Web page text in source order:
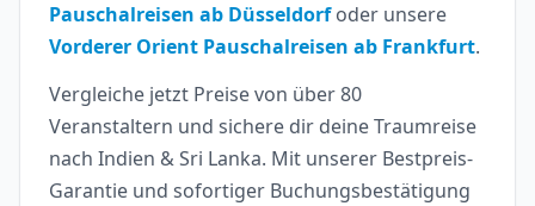
Pauschalreisen ab Düsseldorfoder unsere
Vorderer Orient Pauschalreisen ab Frankfurt.
Vergleiche jetzt Preise von über 80
Veranstaltern und sichere dir deine Traumreise
nach Indien & Sri Lanka. Mit unserer Bestpreis-
Garantie und sofortiger Buchungsbestätigung